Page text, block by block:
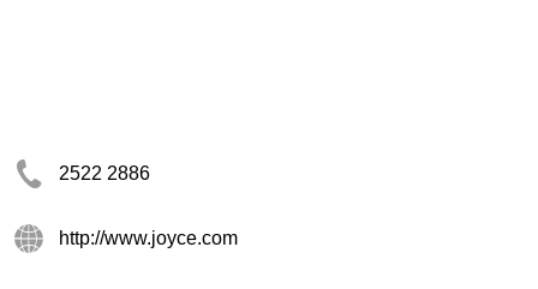
2522 2886
http://www.joyce.com